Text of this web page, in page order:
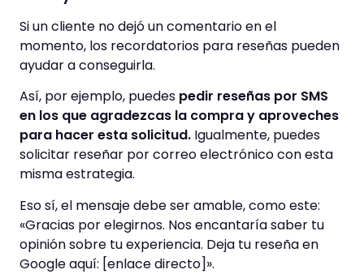
Si un cliente no dejó un comentario en el
momento, los recordatorios para reseñas pueden
ayudar a conseguirla.
Así, por ejemplo, puedes pedir reseñas por SMS
en los que agradezcas la compra y aproveches
para hacer esta solicitud. Igualmente, puedes
solicitar reseñar por correo electrónico con esta
misma estrategia.
Eso sí, el mensaje debe ser amable, como este:
«Gracias por elegirnos. Nos encantaría saber tu
opinión sobre tu experiencia. Deja tu reseña en
Google aquí: [enlace directo]».